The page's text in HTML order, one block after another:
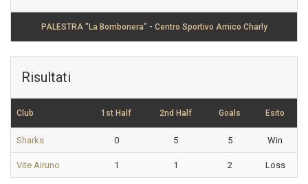
PALESTRA "La Bombonera" - Centro Sportivo Amico Charly
Risultati
Club 1st Half 2nd Half Goals Esito
Sharks 0 5 5 Win
Vite Airuno 1 1 2 Loss